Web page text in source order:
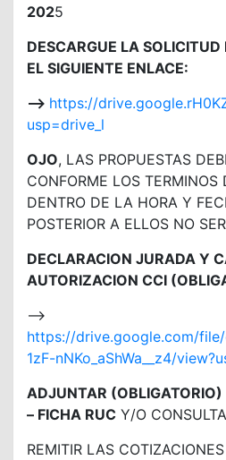
2025
DESCARGUE LA
EL SIGUIENTE ENLACE:
—> https://
usp=drive_l
OJO, LAS PROPUESTAS
CONFORME LOS TERMINOS
DENTRO DE LA HORA Y
POSTERIOR A ELLOS NO
DECLARACION JURADA Y
AUTORIZACION CCI
—>
https://drive.google.com/file/
1zF-nNKo_aShWa__z4/
ADJUNTAR (OBLIGATORIO)
– FICHA RUC Y/O
REMITIR LAS